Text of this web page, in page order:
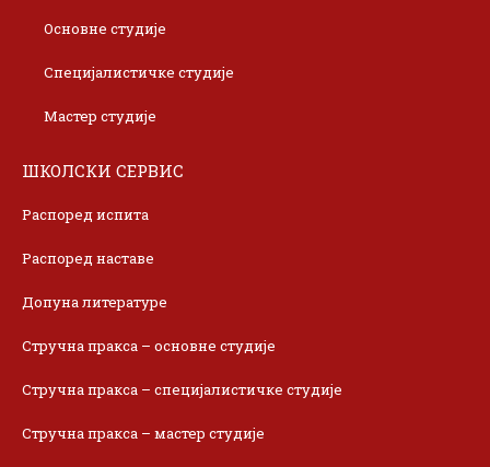
Основне студије
Специјалистичке студије
Мастер студије
ШКОЛСКИ СЕРВИС
Распоред испита
Распоред наставе
Допуна литературе
Стручна пракса – основне студије
Стручна пракса – специјалистичке студије
Стручна пракса – мастер студије